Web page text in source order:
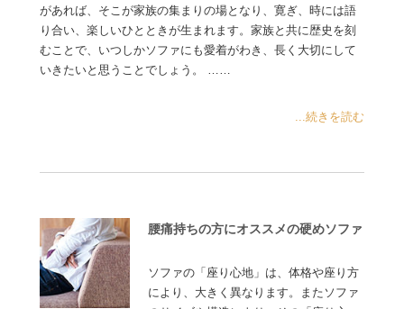
があれば、そこが家族の集まりの場となり、寛ぎ、時には語
り合い、楽しいひとときが生まれます。家族と共に歴史を刻
むことで、いつしかソファにも愛着がわき、長く大切にして
いきたいと思うことでしょう。 ……
...続きを読む
腰痛持ちの方にオススメの硬めソファ
ソファの「座り心地」は、体格や座り方
により、大きく異なります。またソファ